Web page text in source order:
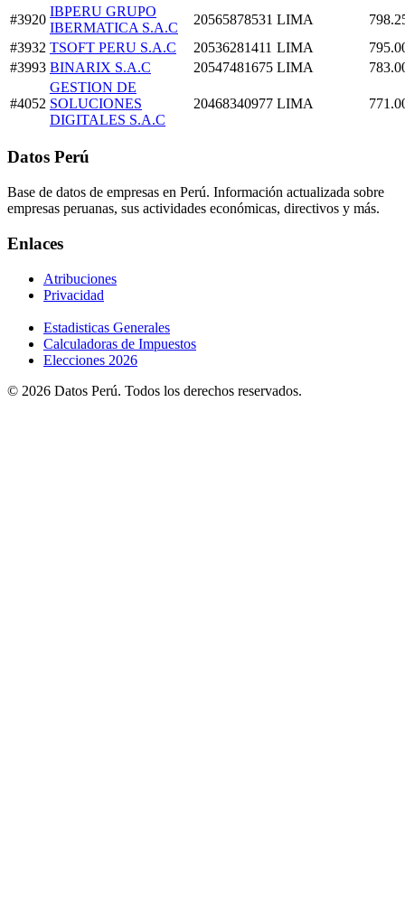
#3920
IBPERU GRUPO
IBERMATICA S.A.C
20565878531 LIMA
#3932 TSOFT PERU S.A.C 20536281411 LIMA
#3993 BINARIX S.A.C 20547481675 LIMA
#4052
GESTION DE
SOLUCIONES
DIGITALES S.A.C
20468340977 LIMA
Datos Perú
Base de datos de empresas en Perú. Información actualizada sobre
empresas peruanas, sus actividades económicas, directivos y más.
Enlaces
Atribuciones
Privacidad
Estadisticas Generales
Calculadoras de Impuestos
Elecciones 2026
© 2026 Datos Perú. Todos los derechos reservados.